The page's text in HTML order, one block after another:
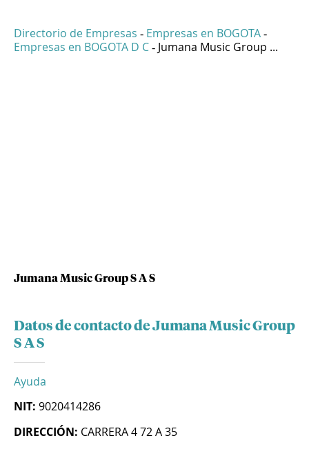
Directorio de Empresas - Empresas en BOGOTA -
Empresas en BOGOTA D C - Jumana Music Group ...
Jumana Music Group S A S
Datos de contacto de Jumana Music Group
S A S
Ayuda
NIT: 9020414286
DIRECCIÓN: CARRERA 4 72 A 35